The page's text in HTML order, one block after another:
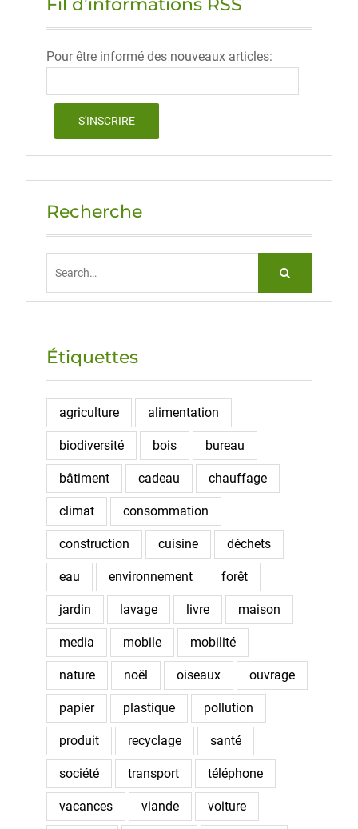
Fil d’informations RSS
Pour être informé des nouveaux articles:
Recherche
Étiquettes
agriculture alimentation
biodiversité bois bureau
bâtiment cadeau chauffage
climat consommation
construction cuisine déchets
eau environnement forêt
jardin lavage livre maison
media mobile mobilité
nature noël oiseaux ouvrage
papier plastique pollution
produit recyclage santé
société transport téléphone
vacances viande voiture